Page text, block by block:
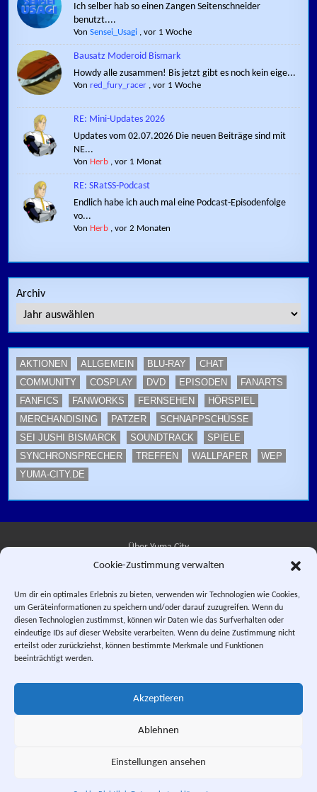
Cookie-Zustimmung verwalten
Um dir ein optimales Erlebnis zu bieten, verwenden wir Technologien wie Cookies,
um Geräteinformationen zu speichern und/oder darauf zuzugreifen. Wenn du
diesen Technologien zustimmst, können wir Daten wie das Surfverhalten oder
eindeutige IDs auf dieser Website verarbeiten. Wenn du deine Zustimmung nicht
erteilst oder zurückziehst, können bestimmte Merkmale und Funktionen
beeinträchtigt werden.
Akzeptieren
Ablehnen
Einstellungen ansehen
Ich selber hab so einen Zangen Seitenschneider
benutzt....
VonSensei_Usagi ,vor 1 Woche
Bausatz Moderoid Bismark
Howdy alle zusammen! Bis jetzt gibt es noch kein eige...
Vonred_fury_racer ,vor 1 Woche
RE: Mini-Updates 2026
Updates vom 02.07.2026 Die neuen Beiträge sind mit
NE...
Von Herb ,vor 1 Monat
RE: SRatSS-Podcast
Endlich habe ich auch mal eine Podcast-Episodenfolge
vo...
Von Herb ,vor 2 Monaten
Archiv
AKTIONEN ALLGEMEIN BLU-RAY
CHAT
COMMUNITY
COSPLAY DVD EPISODEN
FANARTS
FANFICS
FANWORKS FERNSEHEN
HÖRSPIEL
MERCHANDISING
PATZER
SCHNAPPSCHÜSSE
SEI JUSHI BISMARCK
SOUNDTRACK
SPIELE
SYNCHRONSPRECHER
TREFFEN WALLPAPER
WEP
YUMA-CITY.DE
Über Yuma City
Datenschutzerklärung
Impressum
Instagram
E-Mail
RSS-Feed
Bismarck" © 1984 PIERROT.
stated, © Yuma City.